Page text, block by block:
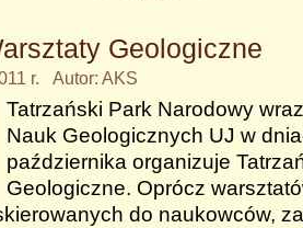
Geologiczne
r. Autor: AKS
Tatrzański Park Narodowy
Nauk Geologicznych UJ w
października organizuje
Geologiczne. Oprócz
do naukowców,